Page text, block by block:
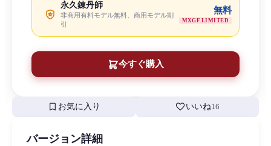
永久錬丹師
非商用有料モデル無料、商用モデル割
引
無料
MXGF.LIMITED
今すぐ購入
bookmark お気に入り favoriteいいね16
バージョン詳細